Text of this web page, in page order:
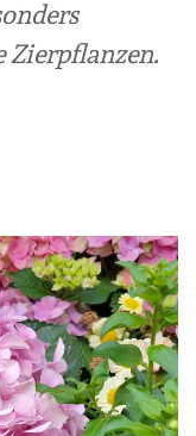
Zierpflanzen.